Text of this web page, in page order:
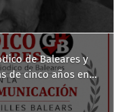
de Baleares y
de cinco años en
Govern de les Illes